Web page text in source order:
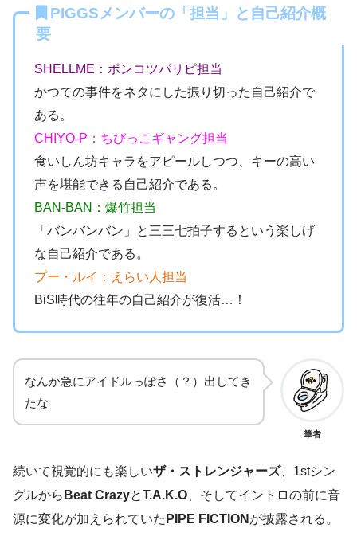
PIGGSメンバーの「担当」と自己紹介概
要
SHELLME：ポンコツパリピ担当
かつての事件をネタにした振り切った自己紹介で
ある。
CHIYO-P：ちびっこギャング担当
食いしん坊キャラをアピールしつつ、キーの高い
声を堪能できる自己紹介である。
BAN-BAN：爆竹担当
「バンバンバン」と三三七拍子するという楽しげ
な自己紹介である。
プー・ルイ：えらい人担当
BiS時代の往年の自己紹介が復活…！
なんか急にアイドルっぽさ（？）出してき
たな
筆者
続いて視覚的にも楽しいザ・ストレンジャーズ、1stシン
グルから Beat CrazyとT.A.K.O 、そしてイントロの前に音
源に変化が加えられていた PIPE FICTION が披露される。